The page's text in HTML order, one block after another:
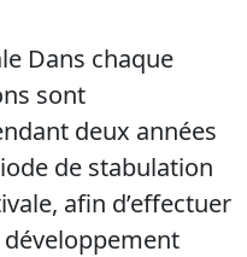
Dans chaque
sont
deux années
de stabulation
afin d’effectuer